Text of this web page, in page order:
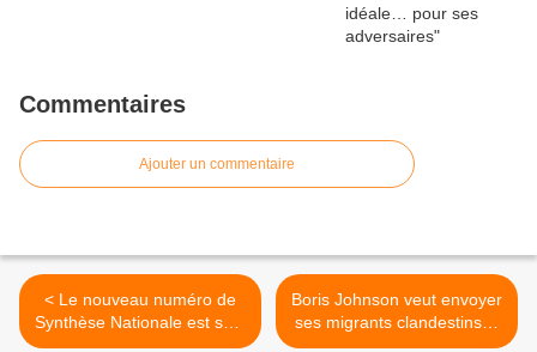
Commentaires
Ajouter un commentaire
< Le nouveau numéro de
Synthèse Nationale est sorti
!
Boris Johnson veut envoyer
ses migrants clandestins…
au Rwanda ! >